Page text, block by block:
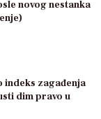
novog nestanka
indeks zagađenja
dim pravo u